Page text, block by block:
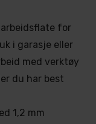
for
i garasje eller
med verktøy
du har best
1,2 mm